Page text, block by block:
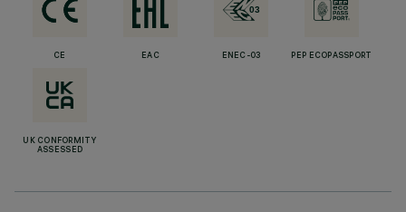
CE EAC ENEC-03 PEP ECOPASSPORT
UK CONFORMITY
ASSESSED